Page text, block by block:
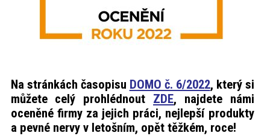
Na stránkách časopisu DOMO č. 6/2022, který si
můžete celý prohlédnout ZDE, najdete námi
oceněné firmy za jejich práci, nejlepší produkty
a pevné nervy v letošním, opět těžkém, roce!